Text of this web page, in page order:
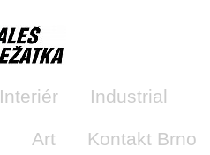
Interiér Industrial
Art Kontakt Brno